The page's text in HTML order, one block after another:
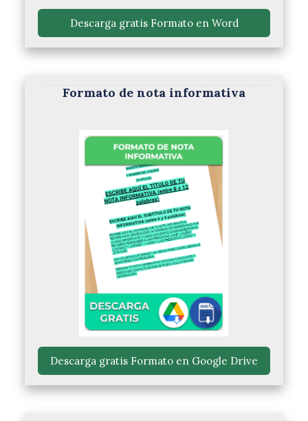
Descarga gratis Formato en Word
Formato de nota informativa
Descarga gratis Formato en Google Drive